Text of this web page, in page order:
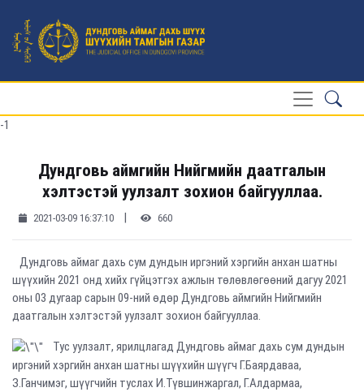
-1
Дундговь аймгийн Нийгмийн даатгалын
хэлтэстэй уулзалт зохион байгууллаа.
2021-03-09 16:37:10 | 660
Дундговь аймаг дахь сум дундын иргэний хэргийн анхан шатны
шүүхийн 2021 онд хийх гүйцэтгэх ажлын төлөвлөгөөний дагуу 2021
оны 03 дугаар сарын 09-ний өдөр Дундговь аймгийн Нийгмийн
даатгалын хэлтэстэй уулзалт зохион байгууллаа.
Тус уулзалт, ярилцлагад Дундговь аймаг дахь сум дундын
иргэний хэргийн анхан шатны шүүхийн шүүгч Г.Баярдаваа,
З.Ганчимэг, шүүгчийн туслах И.Түвшинжаргал, Г.Алдармаа,